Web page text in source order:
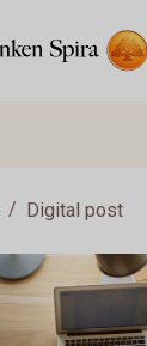
Digital post